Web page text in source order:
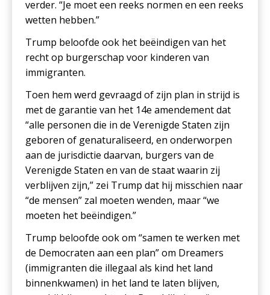
verder. “Je moet een reeks normen en een reeks
wetten hebben.”
Trump beloofde ook het beëindigen van het
recht op burgerschap voor kinderen van
immigranten.
Toen hem werd gevraagd of zijn plan in strijd is
met de garantie van het 14e amendement dat
“alle personen die in de Verenigde Staten zijn
geboren of genaturaliseerd, en onderworpen
aan de jurisdictie daarvan, burgers van de
Verenigde Staten en van de staat waarin zij
verblijven zijn,” zei Trump dat hij misschien naar
“de mensen” zal moeten wenden, maar “we
moeten het beëindigen.”
Trump beloofde ook om “samen te werken met
de Democraten aan een plan” om Dreamers
(immigranten die illegaal als kind het land
binnenkwamen) in het land te laten blijven,